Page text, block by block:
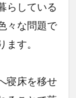
らしている
々な問題で
す。
寝床を移せ